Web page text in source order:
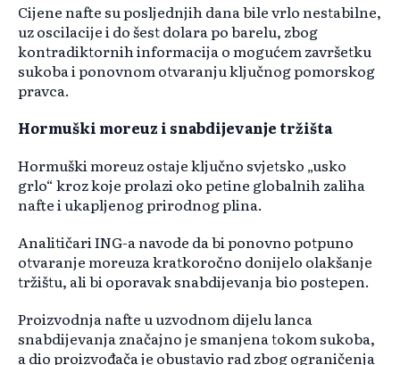
Cijene nafte su posljednjih dana bile vrlo nestabilne,
uz oscilacije i do šest dolara po barelu, zbog
kontradiktornih informacija o mogućem završetku
sukoba i ponovnom otvaranju ključnog pomorskog
pravca.
Hormuški moreuz i snabdijevanje tržišta
Hormuški moreuz ostaje ključno svjetsko „usko
grlo“ kroz koje prolazi oko petine globalnih zaliha
nafte i ukapljenog prirodnog plina.
Analitičari ING-a navode da bi ponovno potpuno
otvaranje moreuza kratkoročno donijelo olakšanje
tržištu, ali bi oporavak snabdijevanja bio postepen.
Proizvodnja nafte u uzvodnom dijelu lanca
snabdijevanja značajno je smanjena tokom sukoba,
a dio proizvođača je obustavio rad zbog ograničenja